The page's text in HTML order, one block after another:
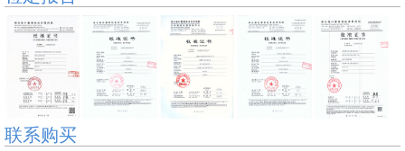
联系购买